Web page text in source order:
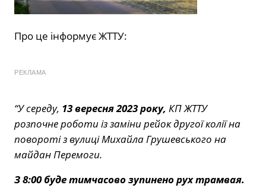
Про це інформує ЖТТУ:
РЕКЛАМА
“У середу, 13 вересня 2023 року, КП ЖТТУ
розпочне роботи із заміни рейок другої колії на
повороті з вулиці Михайла Грушевського на
майдан Перемоги.
З 8:00 буде тимчасово зупинено рух трамвая.